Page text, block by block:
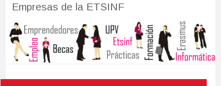
Empresas de la ETSINF